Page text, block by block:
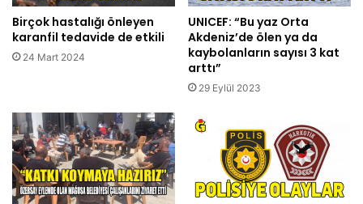
Birçok hastalığı önleyen
karanfil tedavide de etkili
24 Mart 2024
UNICEF: “Bu yaz Orta
Akdeniz’de ölen ya da
kaybolanların sayısı 3 kat
arttı”
29 Eylül 2023